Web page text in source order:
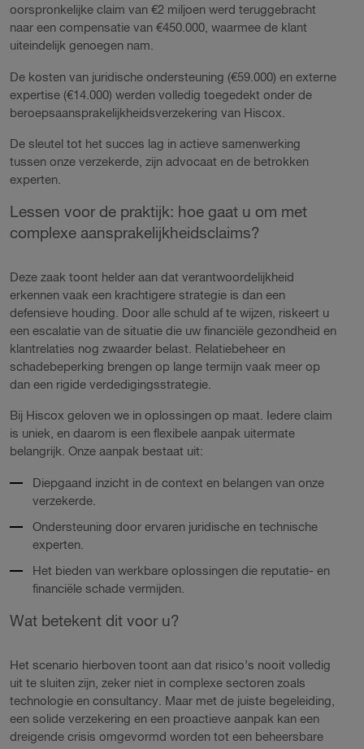
oorspronkelijke claim van €2 miljoen werd teruggebracht
naar een compensatie van €450.000, waarmee de klant
uiteindelijk genoegen nam.
De kosten van juridische ondersteuning (€59.000) en externe
expertise (€14.000) werden volledig toegedekt onder de
beroepsaansprakelijkheidsverzekering van Hiscox.
De sleutel tot het succes lag in actieve samenwerking
tussen onze verzekerde, zijn advocaat en de betrokken
experten.
Lessen voor de praktijk: hoe gaat u om met
complexe aansprakelijkheidsclaims?
Deze zaak toont helder aan dat verantwoordelijkheid
erkennen vaak een krachtigere strategie is dan een
defensieve houding. Door alle schuld af te wijzen, riskeert u
een escalatie van de situatie die uw financiële gezondheid en
klantrelaties nog zwaarder belast. Relatiebeheer en
schadebeperking brengen op lange termijn vaak meer op
dan een rigide verdedigingsstrategie.
Bij Hiscox geloven we in oplossingen op maat. Iedere claim
is uniek, en daarom is een flexibele aanpak uitermate
belangrijk. Onze aanpak bestaat uit:
Diepgaand inzicht in de context en belangen van onze
verzekerde.
Ondersteuning door ervaren juridische en technische
experten.
Het bieden van werkbare oplossingen die reputatie- en
financiële schade vermijden.
Wat betekent dit voor u?
Het scenario hierboven toont aan dat risico’s nooit volledig
uit te sluiten zijn, zeker niet in complexe sectoren zoals
technologie en consultancy. Maar met de juiste begeleiding,
een solide verzekering en een proactieve aanpak kan een
dreigende crisis omgevormd worden tot een beheersbare